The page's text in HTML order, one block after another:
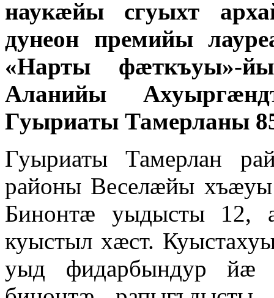
наукӕйы сгуыхт
дунеон премийы
«Нарты фӕткъуы»-
Аланийы
Гуыриаты Тамерланы
Гуыриаты Тамерлан
районы Веселӕйы
Бинонтӕ уыдысты
куыстыл хӕст.
уыд фидарбындур йӕ